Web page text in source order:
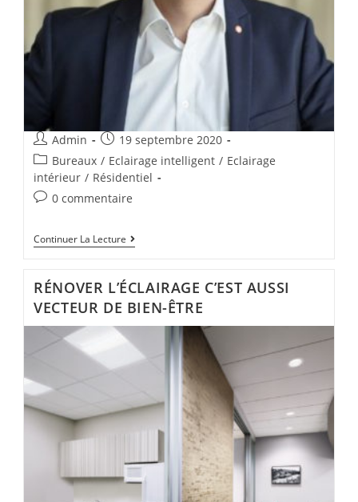
Admin
19 septembre 2020
Bureaux / Eclairage intelligent / Eclairage
intérieur / Résidentiel
0 commentaire
Continuer La Lecture
RÉNOVER L’ÉCLAIRAGE C’EST AUSSI
VECTEUR DE BIEN-ÊTRE